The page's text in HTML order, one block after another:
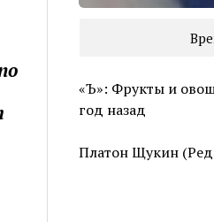
«Ъ»: Фрукты и
год назад
Платон Щукин